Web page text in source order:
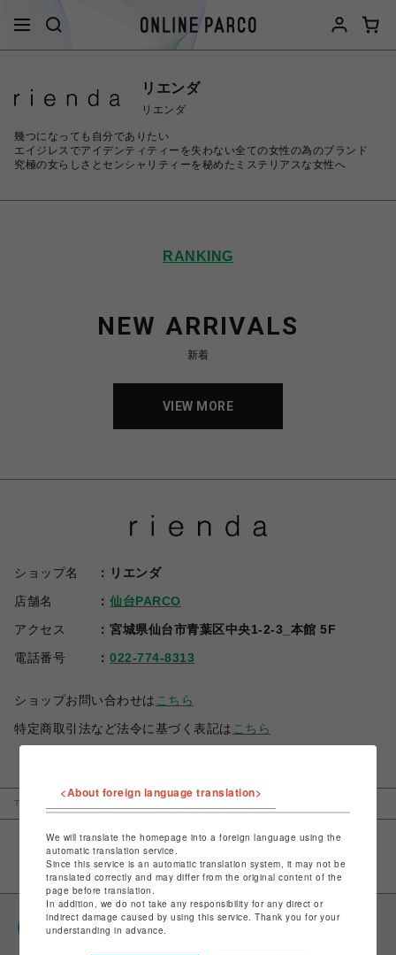
リエンダ
リエンダ
幾つになっても自分でありたい
エイジレスでアイデンティティーを失わない全ての女性の為のブランド
究極の女らしさとセンシャリティーを秘めたミステリアスな女性へ
RANKING
NEW ARRIVALS
新着
VIEW MORE
ショップ名
リエンダ
店舗名
仙台PARCO
アクセス
宮城県仙台市青葉区中央1-2-3_本館 5F
電話番号
022-774-8313
ショップお問い合わせは こちら
特定商取引法など法令に基づく表記は こちら
TOP
PARCOポイント
全国のPARCOやONLINE PARCOで貯まる＆使える
<About foreign language translation>
We will translate the homepage into a foreign language using the
automatic translation service.
Since this service is an automatic translation system, it may not be
translated correctly and may differ from the original content of the
page before translation.
In addition, we do not take any responsibility for any direct or
indirect damage caused by using this service. Thank you for your
understanding in advance.